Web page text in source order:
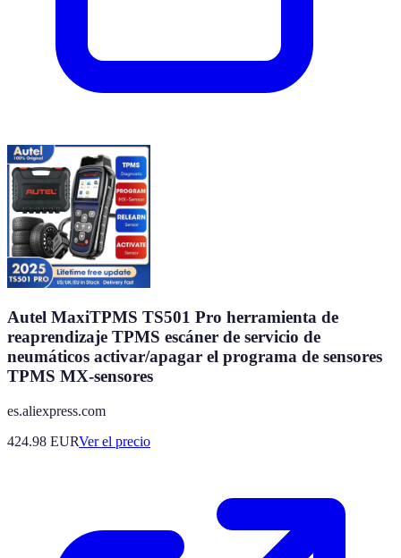
Autel MaxiTPMS TS501 Pro herramienta de
reaprendizaje TPMS escáner de servicio de
neumáticos activar/apagar el programa de sensores
TPMS MX-sensores
es.aliexpress.com
424.98 EURVer el precio